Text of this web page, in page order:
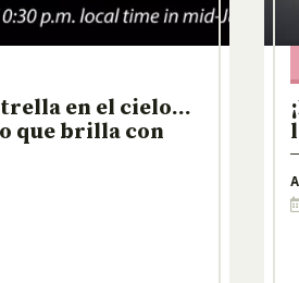
en el cielo…
que brilla con